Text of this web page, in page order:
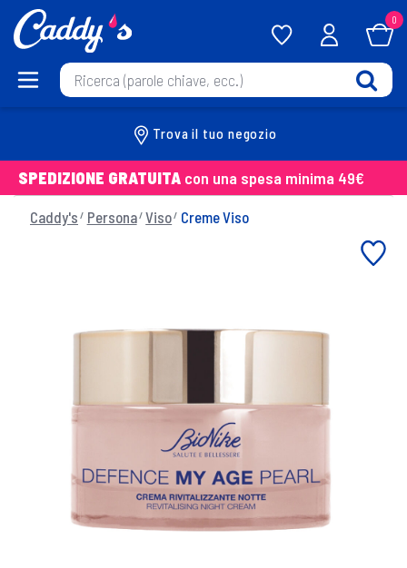
0
Trova il tuo negozio
SPEDIZIONE GRATUITA con una spesa minima 49€
Caddy's Persona Viso Creme Viso